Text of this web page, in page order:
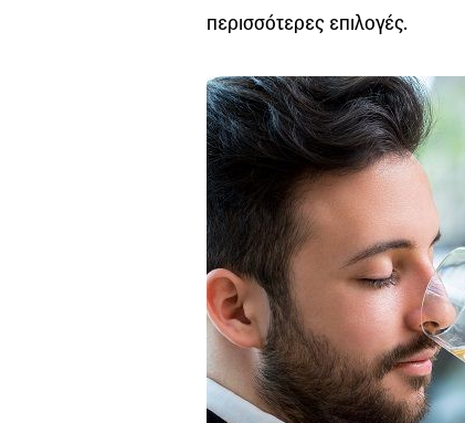
περισσότερες επιλογές.